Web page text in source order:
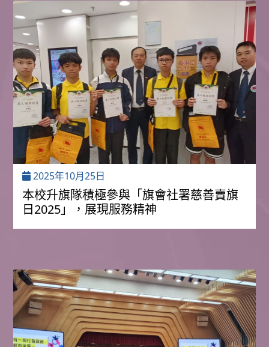
2025年10月25日
本校升旗隊積極參與「旗會社署慈善賣旗
日2025」，展現服務精神